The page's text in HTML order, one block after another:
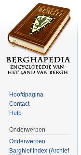
Hoofdpagina
Contact
Hulp
Onderwerpen
Onderwerpen
Barghief Index (Archief